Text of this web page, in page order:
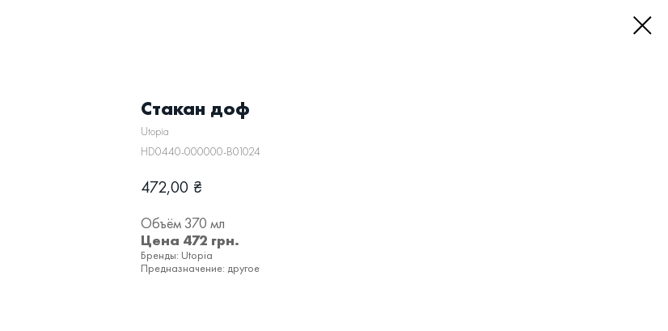
Стакан доф
Utopia
HD0440-000000-B01024
472,00 ₴
Объём 370 мл
Цена 472 грн.
Бренды: Utopia
Предназначение: другое